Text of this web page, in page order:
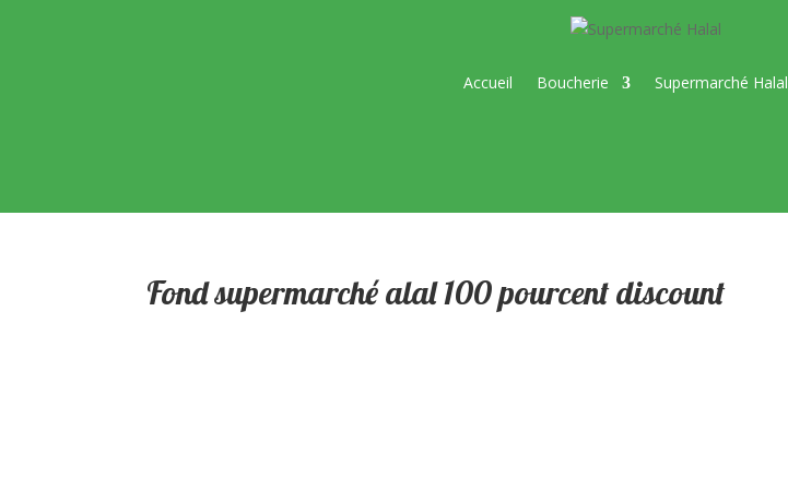
Accueil Boucherie Supermarché Halal
Fond supermarché alal 100 pourcent discount